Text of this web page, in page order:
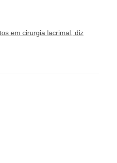
em cirurgia lacrimal, diz